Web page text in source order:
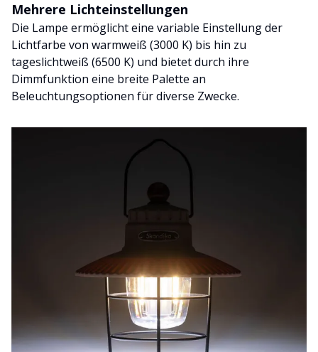
Mehrere Lichteinstellungen
Die Lampe ermöglicht eine variable Einstellung der
Lichtfarbe von warmweiß (3000 K) bis hin zu
tageslichtweiß (6500 K) und bietet durch ihre
Dimmfunktion eine breite Palette an
Beleuchtungsoptionen für diverse Zwecke.